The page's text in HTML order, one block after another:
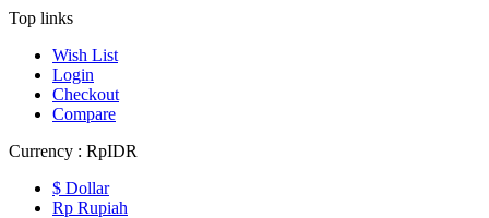
Top links
Wish List
Login
Checkout
Compare
Currency : Rp‎IDR
$ Dollar
Rp‎ Rupiah